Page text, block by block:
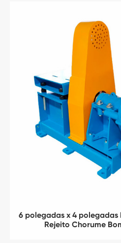
6 polegadas x 4 polegadas
Rejeito Chorume